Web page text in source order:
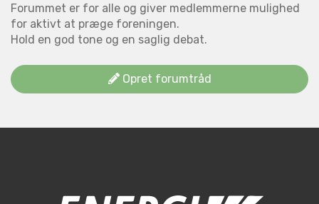
Forummet er for alle og giver medlemmerne mulighed
for aktivt at præge foreningen.
Hold en god tone og en saglig debat.
Opret forumtråd